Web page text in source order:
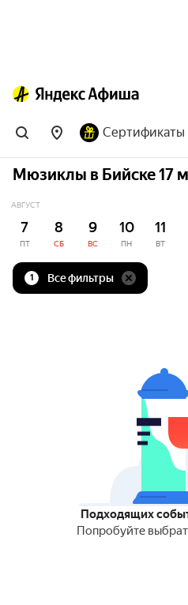
Сертификаты
Мюзиклы в Бийске 17
АВГУСТ
7
ПТ
8
СБ
9
ВС
10
ПН
11
ВТ
1 Все фильтры
Подходящих
Попробуйте